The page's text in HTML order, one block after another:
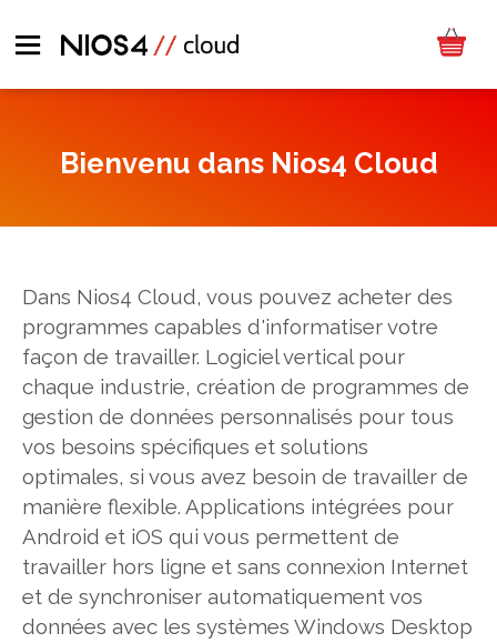
Bienvenu dans Nios4 Cloud
Dans Nios4 Cloud, vous pouvez acheter des
programmes capables d'informatiser votre
façon de travailler. Logiciel vertical pour
chaque industrie, création de programmes de
gestion de données personnalisés pour tous
vos besoins spécifiques et solutions
optimales, si vous avez besoin de travailler de
manière flexible. Applications intégrées pour
Android et iOS qui vous permettent de
travailler hors ligne et sans connexion Internet
et de synchroniser automatiquement vos
données avec les systèmes Windows Desktop